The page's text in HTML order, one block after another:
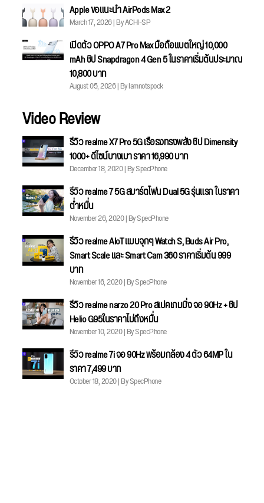
Apple ขอแนะนำ AirPods Max 2
March 17, 2026 | By ACHI-SP
เปิดตัว OPPO A7 Pro Max มือถือแบตใหญ่ 10,000
mAh ชิป Snapdragon 4 Gen 5 ในราคาเริ่มต้นประมาณ
10,800 บาท
August 05, 2026 | By Iamnotspock
Video Review
รีวิว realme X7 Pro 5G เรือธงทรงพลัง ชิป Dimensity
1000+ ดีไซน์บางเบา ราคา 16,990 บาท
December 18, 2020 | By SpecPhone
รีวิว realme 7 5G สมาร์ตโฟน Dual 5G รุ่นแรก ในราคา
ต่ำหมื่น
November 26, 2020 | By SpecPhone
รีวิว realme AIoT แบบจุกๆ Watch S, Buds Air Pro,
Smart Scale และ Smart Cam 360 ราคาเริ่มต้น 999
บาท
November 16, 2020 | By SpecPhone
รีวิว realme narzo 20 Pro สเปคเกมมิ่ง จอ 90Hz + ชิป
Helio G95ในราคาไม่ถึงหมื่น
November 10, 2020 | By SpecPhone
รีวิว realme 7i จอ 90Hz พร้อมกล้อง 4 ตัว 64MP ใน
ราคา 7,499 บาท
October 18, 2020 | By SpecPhone